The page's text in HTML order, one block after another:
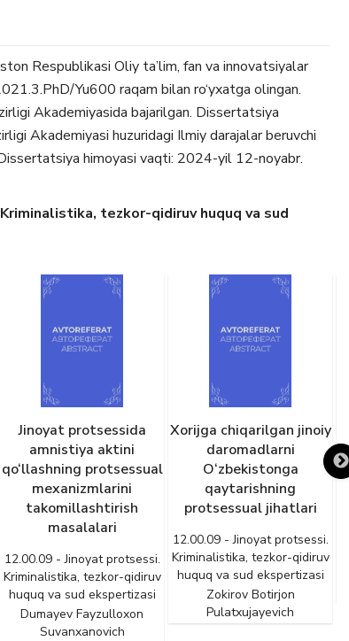
Respublikasi Oliy ta’lim, fan va innovatsiyalar
Yu600 raqam bilan ro‘yxatga olingan.
Akademiyasida bajarilgan. Dissertatsiya
Akademiyasi huzuridagi Ilmiy darajalar beruvchi
himoyasi vaqti: 2024-yil 12-noyabr.
tezkor-qidiruv huquq va sud
Jinoyat protsessida
amnistiya aktini
qo‘llashning protsessual
mexanizmlarini
takomillashtirish
masalalari
12.00.09 - Jinoyat protsessi.
Kriminalistika, tezkor-qidiruv
huquq va sud ekspertizasi
Dumayev Fayzulloxon
Suvanxanovich
Xorijga chiqarilgan jinoiy
daromadlarni
O‘zbekistonga
qaytarishning
protsessual jihatlari
12.00.09 - Jinoyat protsessi.
Kriminalistika, tezkor-qidiruv
huquq va sud ekspertizasi
Zokirov Botirjon
Pulatxujayevich